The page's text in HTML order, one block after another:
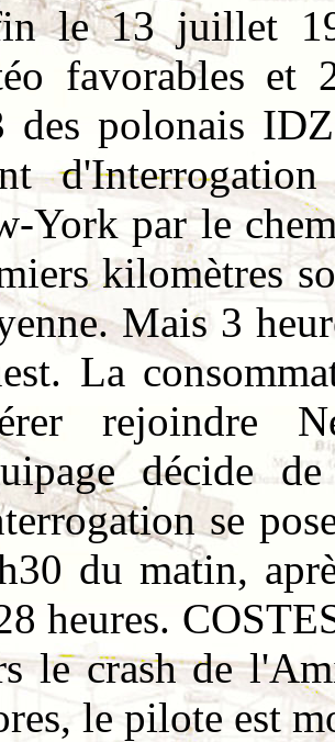
le 13 juillet
favorables et
des polonais
York par le
kilomètres
Mais 3
La
rejoindre
décide
se
du matin,
heures.
le crash de
le pilote est